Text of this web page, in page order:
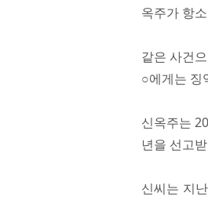
옥주가 항
같은 사건
○에게는 징
신옥주는
년을 선고
신씨는 지